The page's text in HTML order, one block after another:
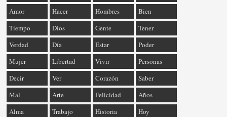
Amor
Hacer Hombres
Bien
Tiempo
Dios Gente
Tener
Verdad
Día Estar
Poder
Mujer
Libertad Vivir
Personas
Decir
Ver Corazón
Saber
Mal
Arte Felicidad
Años
Alma
Trabajo Historia
Hoy